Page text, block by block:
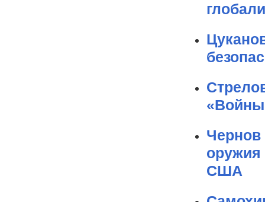
«Войны
Чернов
оружия
США